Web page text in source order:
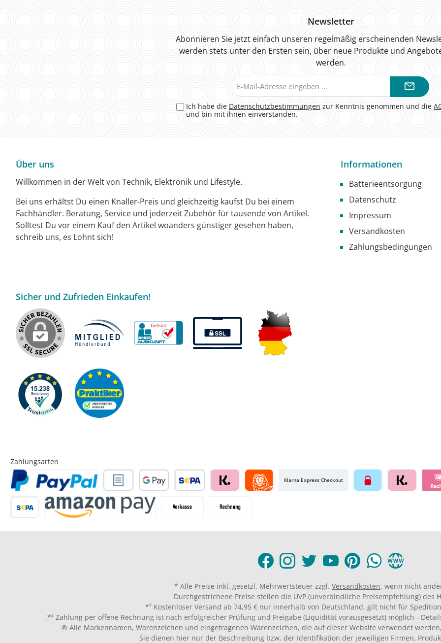
Newsletter
Abonnieren Sie jetzt einfach unseren regelmäßig erscheinenden
werden stets unter den Ersten sein, über neue Produkte und
werden.
Mail-
Ich habe die Datenschutzbestimmungen zur Kenntnis genommen und die
und bin mit ihnen einverstanden.
Über uns
Willkommen in der Welt von Technik, Elektronik und Lifestyle.
Bei uns erhältst Du einen Knaller-Preis und gleichzeitig kaufst Du bei einem
Fachhändler. Beratung, Service und jederzeit Zubehör für tausende von Artikel.
Solltest Du vor einem Kauf den Artikel woanders günstiger gesehen haben,
schreib uns, es Lohnt sich!
Informationen
Batterieentsorgung
Datenschutz
Impressum
Versandkosten
Zahlungsbedingungen
Sicher und Zufrieden Einkaufen!
Zahlungsarten
Klarna Express Checkout
* Alle Preise inkl. gesetzl. Mehrwertsteuer zzgl. Versandkosten, wenn nicht
Durchgestrichene Preise stellen die UVP (unverbindliche Preisempfehlung) des
*¹ Kostenloser Versand ab 74,95 € nur innerhalb von Deutschland, gilt nicht für
.*² Zahlung per offene Rechnung ist nach erfolgreicher Prüfung und Freigabe (Liquidität vorausgesetzt) möglich -
® Alle Markennamen, Warenzeichen und eingetragenen Warenzeichen, die auf dieser Website verwendet
Sie dienen hier nur der Beschreibung bzw. der Identifikation der jeweiligen Firmen,